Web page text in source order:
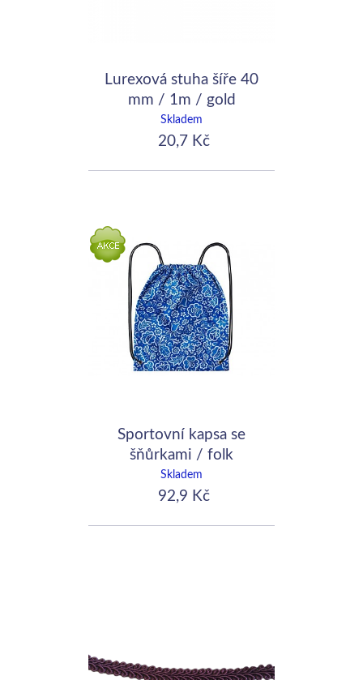
Lurexová stuha šíře 40
mm / 1m / gold
Skladem
20,7 Kč
Sportovní kapsa se
šňůrkami / folk
Skladem
92,9 Kč